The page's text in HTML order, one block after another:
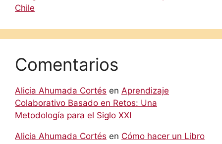
Chile
Comentarios
Alicia Ahumada Cortés en Aprendizaje
Colaborativo Basado en Retos: Una
Metodología para el Siglo XXI
Alicia Ahumada Cortés en Cómo hacer un Libro